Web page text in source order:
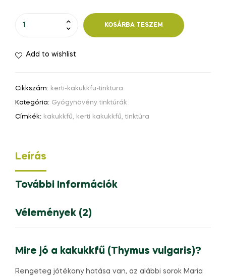
KOSÁRBA TESZEM
Add to wishlist
Cikkszám: kerti-kakukkfu-tinktura
Kategória: Gyógynövény tinktúrák
Címkék: kakukkfű, kerti kakukkfű, tinktúra
Leírás
További Információk
Vélemények (2)
Mire jó a kakukkfű (Thymus vulgaris)?
Rengeteg jótékony hatása van, az alábbi sorok Maria